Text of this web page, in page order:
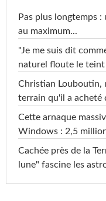
Pas plus longtemps :
au maximum...
"Je me suis dit
naturel floute le teint
Christian Louboutin,
terrain qu'il a acheté
Cette arnaque
Windows : 2,5
Cachée près de la
lune" fascine les